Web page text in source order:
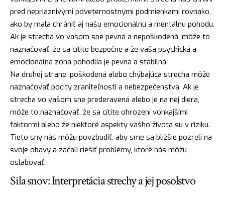
pred nepriaznivými poveternostnými podmienkami rovnako,
ako by mala chrániť aj našu emocionálnu a mentálnu pohodu.
Ak je strecha vo vašom sne pevná a nepoškodená, môže to
naznačovať, že sa cítite bezpečne a že vaša psychická a
emocionálna zóna pohodlia je pevná a stabilná.
Na druhej strane, poškodená alebo chýbajúca strecha môže
naznačovať pocity zraniteľnosti a nebezpečenstva. Ak je
strecha vo vašom sne prederavená alebo je na nej diera,
môže to naznačovať, že sa cítite ohrození vonkajšími
faktormi alebo že niektoré aspekty vášho života sú v riziku.
Tieto sny nás môžu povzbudiť, aby sme sa bližšie pozreli na
svoje obavy a začali riešiť problémy, ktoré nás môžu
oslabovať.
Sila snov: Interpretácia strechy a jej posolstvo